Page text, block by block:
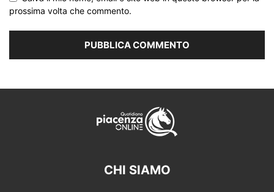
prossima volta che commento.
CHI SIAMO